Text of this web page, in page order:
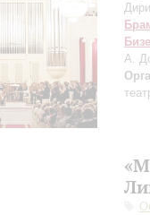
Бизе
А.